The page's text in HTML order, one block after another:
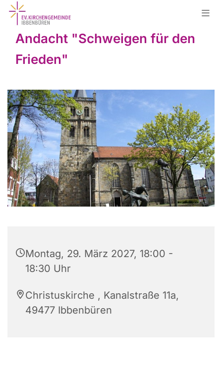
Andacht "Schweigen für den
Frieden"
Montag, 29. März 2027, 18:00 -
18:30 Uhr
Christuskirche , Kanalstraße 11a,
49477 Ibbenbüren